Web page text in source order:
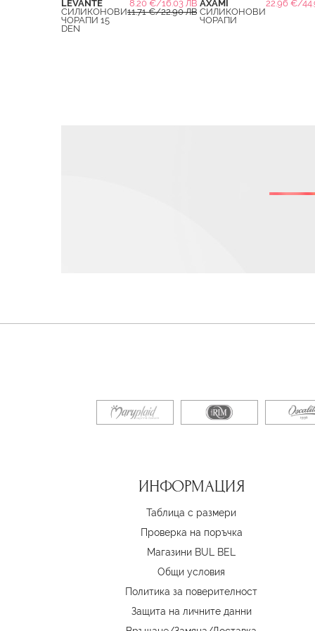
LEVANTE
8.20 €/16.03 ЛВ.
СИЛИКОНОВИ
ЧОРАПИ 15
DEN
11.71 €/22.90 ЛВ.
AXAMI
22.96 €/
СИЛИКОНОВИ
ЧОРАПИ
ИНФОРМАЦИЯ
Таблица с размери
Проверка на поръчка
Магазини BUL BEL
Oбщи условия
Политика за поверителност
Защита на личните данни